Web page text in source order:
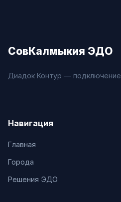
СовКалмыкия ЭДО
Диадок Контур —
Навигация
Главная
Города
Решения ЭДО